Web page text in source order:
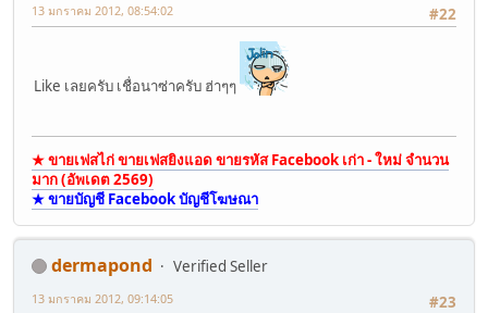
#22
13 มกราคม 2012, 08:54:02
Like เลยครับ เชื่อนาซ่าครับ ฮ่าๆๆ
★ ขายเฟสไก่ ขายเฟสยิงแอด ขายรหัส Facebook เก่า - ใหม่ จำนวน
มาก (อัพเดต 2569)
★ ขายบัญชี Facebook บัญชีโฆษณา
dermapond
Verified Seller
#23
13 มกราคม 2012, 09:14:05